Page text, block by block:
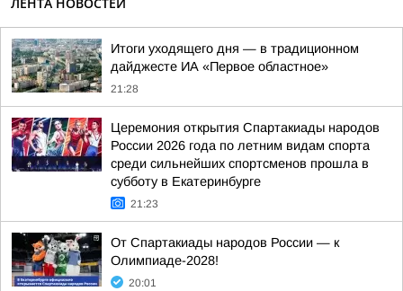
ЛЕНТА НОВОСТЕЙ
Итоги уходящего дня — в традиционном
дайджесте ИА «Первое областное»
21:28
Церемония открытия Спартакиады народов
России 2026 года по летним видам спорта
среди сильнейших спортсменов прошла в
субботу в Екатеринбурге
21:23
От Спартакиады народов России — к
Олимпиаде-2028!
20:01